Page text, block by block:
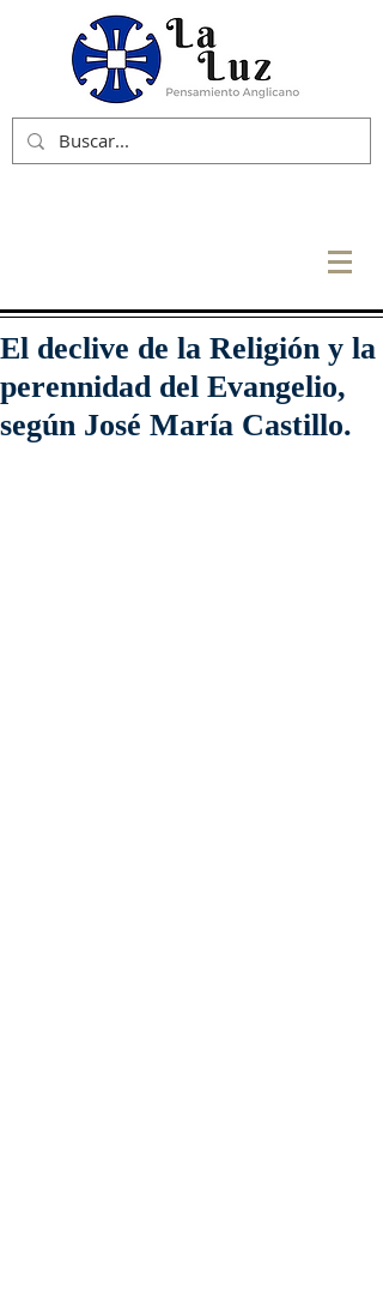
El declive de la Religión y la
perennidad del Evangelio,
según José María Castillo.